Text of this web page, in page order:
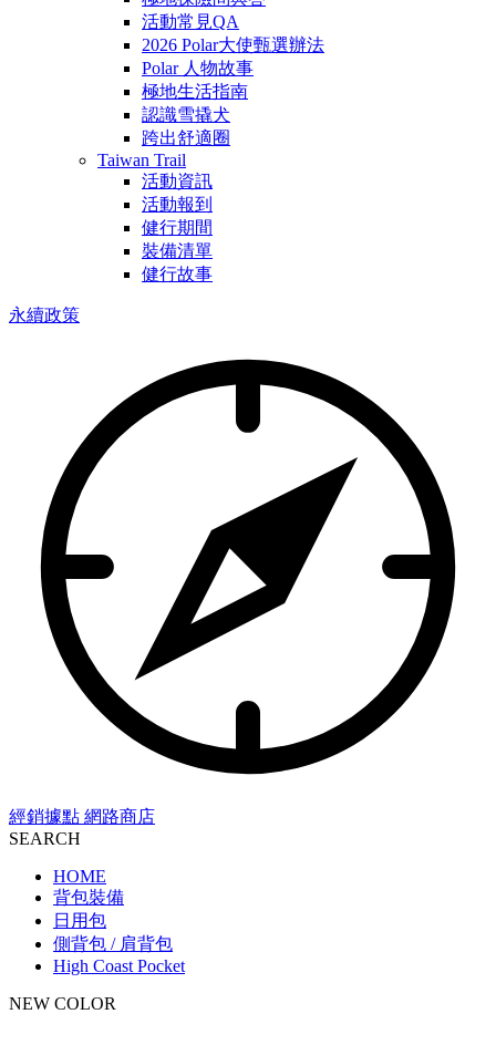
活動常見QA
2026 Polar大使甄選辦法
Polar 人物故事
極地生活指南
認識雪撬犬
跨出舒適圈
Taiwan Trail
活動資訊
活動報到
健行期間
裝備清單
健行故事
永續政策
經銷據點 網路商店
SEARCH
HOME
背包裝備
日用包
側背包 / 肩背包
High Coast Pocket
NEW COLOR